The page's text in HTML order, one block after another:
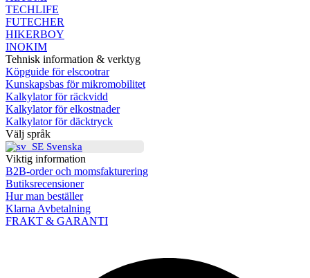
TECHLIFE
FUTECHER
HIKERBOY
INOKIM
Tehnisk information & verktyg
Köpguide för elscootrar
Kunskapsbas för mikromobilitet
Kalkylator för räckvidd
Kalkylator för elkostnader
Kalkylator för däcktryck
Välj språk
Svenska
Viktig information
B2B-order och momsfakturering
Butiksrecensioner
Hur man beställer
Klarna Avbetalning
FRAKT & GARANTI